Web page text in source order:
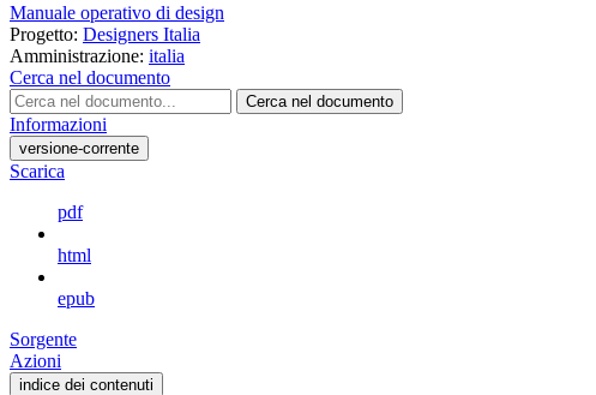
Manuale operativo di design
Progetto: Designers Italia
Amministrazione: italia
Cerca nel documento
Cerca nel documento
Informazioni
versione-corrente
Scarica
pdf
html
epub
Sorgente
Azioni
indice dei contenuti